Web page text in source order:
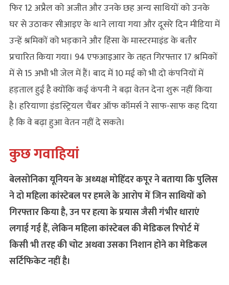
फिर 12 अप्रैल को अजीत और उनके छह अन्य साथियों को उनके
घर से उठाकर सीआइए के थाने लाया गया और दूसरे दिन मीडिया में
उन्‍हें श्रमिकों को भड़काने और हिंसा के मास्टरमाइंड के बतौर
प्रचारित किया गया। 94 एफआइआर के तहत गिरफ्तार 17 श्रमिकों
में से 15 अभी भी जेल में हैं। बाद में 10 मई को भी दो कंपनियों में
हड़ताल हुई है क्योंकि कई कंपनी ने बढ़ा वेतन देना शुरू नहीं किया
है। हरियाणा इंडस्ट्रियल चैंबर ऑफ कॉमर्स ने साफ-साफ कह दिया
है कि वे बढ़ा हुआ वेतन नहीं दे सकते।
कुछ गवाहियां
बेलसोनिका यूनियन के अध्यक्ष मोहिंदर कपूर ने बताया कि पुलिस
ने दो महिला कांस्टेबल पर हमले के आरोप में जिन साथियों को
गिरफ्तार किया है, उन पर हत्या के प्रयास जैसी गंभीर धाराएं
लगाई गई हैं, लेकिन महिला कांस्टेबल की मेडिकल रिपोर्ट में
किसी भी तरह की चोट अथवा उसका निशान होने का मेडिकल
सर्टिफिकेट नहीं है।